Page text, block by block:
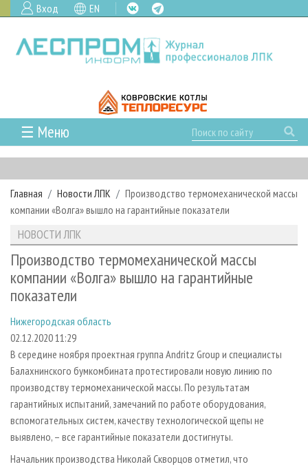
Вход EN
☰ Меню
ГЛАВНАЯ
РУБРИКИ И ТЕМЫ
РУБРИКИ ЖУРНАЛА
ЛЕСОЗАГОТОВКА
ЛЕСОПИЛЕНИЕ
ДЕРЕВООБРАБОТКА
СУШКА ДРЕВЕСИНЫ
ПРОИЗВОДСТВО ДРЕВЕСНЫХ ПЛИТ
ДЕРЕВЯННОЕ ДОМОСТРОЕНИЕ
ПРОИЗВОДСТВО МЕБЕЛИ
БИОЭНЕРГЕТИКА
ЦБП
ИНСТРУМЕНТ И МАТЕРИАЛЫ
НОВОСТИ
НОВОСТИ ЛПК
НОВОСТИ ЖУРНАЛА
НОВОСТИ КОМПАНИЙ
ПРОЕКТЫ ЛПИ
АНАЛИТИКА
ПРЕДПРИЯТИЯ ЛПК
ЛЕСНЫЕ РЕГИОНЫ РОССИИ
ПЕРСОНЫ
МОБИЛЬНЫЕ ВЫСТАВКИ
ОФИЦИАЛЬНЫЕ ДЕЛЕГАЦИИ
ПРИОРИТЕТНЫЕ ИНВЕСТПРОЕКТЫ
RUSSIAN FORESTRY REVIEW
ГАЗЕТА ЛЕСПРОМФОРУМ
БИБЛИОТЕКА СПЕЦИАЛИСТА
АРХИВ ЖУРНАЛОВ
СТАТЬИ
О ЖУРНАЛЕ
ПОДПИСКА
КОНТАКТЫ
РЕКЛАМОДАТЕЛЯМ
РЕКЛАМА
РЕКЛАМА НА САЙТЕ
Главная Новости ЛПК
Производство термомеханической массы
компании «Волга» вышло на гарантийные показатели
НОВОСТИ ЛПК
Производство термомеханической массы
компании «Волга» вышло на гарантийные
показатели
Нижегородская область
02.12.2020 11:29
В середине ноября проектная группа Andritz Group и специалисты
Балахнинского бумкомбината протестировали новую линию по
производству термомеханической массы. По результатам
гарантийных испытаний, замечаний по работе оборудования,
вспомогательных систем, качеству технологической щепы не
выявлено, – все гарантийные показатели достигнуты.
Начальник производства Николай Скворцов отметил, что